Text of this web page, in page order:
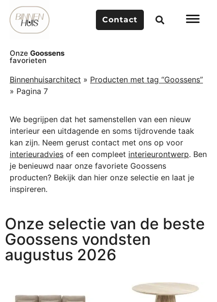
Contact
Onze Goossens
favorieten
Binnenhuisarchitect » Producten met tag “Goossens”
» Pagina 7
We begrijpen dat het samenstellen van een nieuw
interieur een uitdagende en soms tijdrovende taak
kan zijn. Neem gerust contact met ons op voor
interieuradvies of een compleet interieurontwerp. Ben
je benieuwd naar onze favoriete Goossens
producten? Bekijk dan hier onze selectie en laat je
inspireren.
Onze selectie van de beste
Goossens vondsten​
augustus 2026